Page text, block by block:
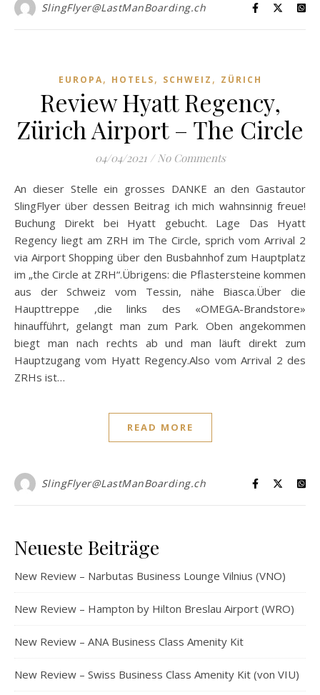
SlingFlyer@LastManBoarding.ch
EUROPA, HOTELS, SCHWEIZ , ZÜRICH
Review Hyatt Regency,
Zürich Airport – The Circle
04/04/2021 / No Comments
An dieser Stelle ein grosses DANKE an den Gastautor
SlingFlyer über dessen Beitrag ich mich wahnsinnig freue!
Buchung Direkt bei Hyatt gebucht. Lage Das Hyatt
Regency liegt am ZRH im The Circle, sprich vom Arrival 2
via Airport Shopping über den Busbahnhof zum Hauptplatz
im „the Circle at ZRH“.Übrigens: die Pflastersteine kommen
aus der Schweiz vom Tessin, nähe Biasca.Über die
Haupttreppe ,die links des «OMEGA-Brandstore»
hinaufführt, gelangt man zum Park. Oben angekommen
biegt man nach rechts ab und man läuft direkt zum
Hauptzugang vom Hyatt Regency.Also vom Arrival 2 des
ZRHs ist…
READ MORE
SlingFlyer@LastManBoarding.ch
Neueste Beiträge
New Review – Narbutas Business Lounge Vilnius (VNO)
New Review – Hampton by Hilton Breslau Airport (WRO)
New Review – ANA Business Class Amenity Kit
New Review – Swiss Business Class Amenity Kit (von VIU)